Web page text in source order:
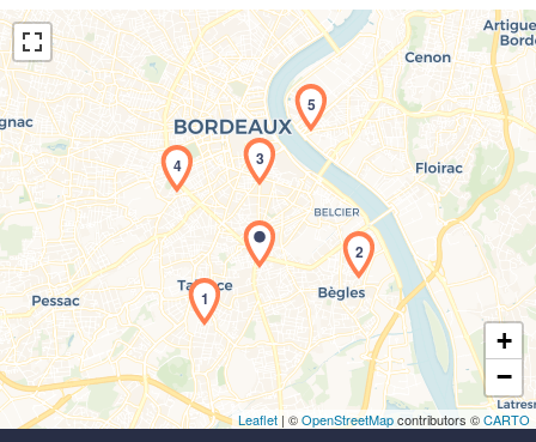
Chargement de la carte en cours...
1
2
3
4
5
+
−
Leaflet | ©OpenStreetMapcontributors ©CARTO